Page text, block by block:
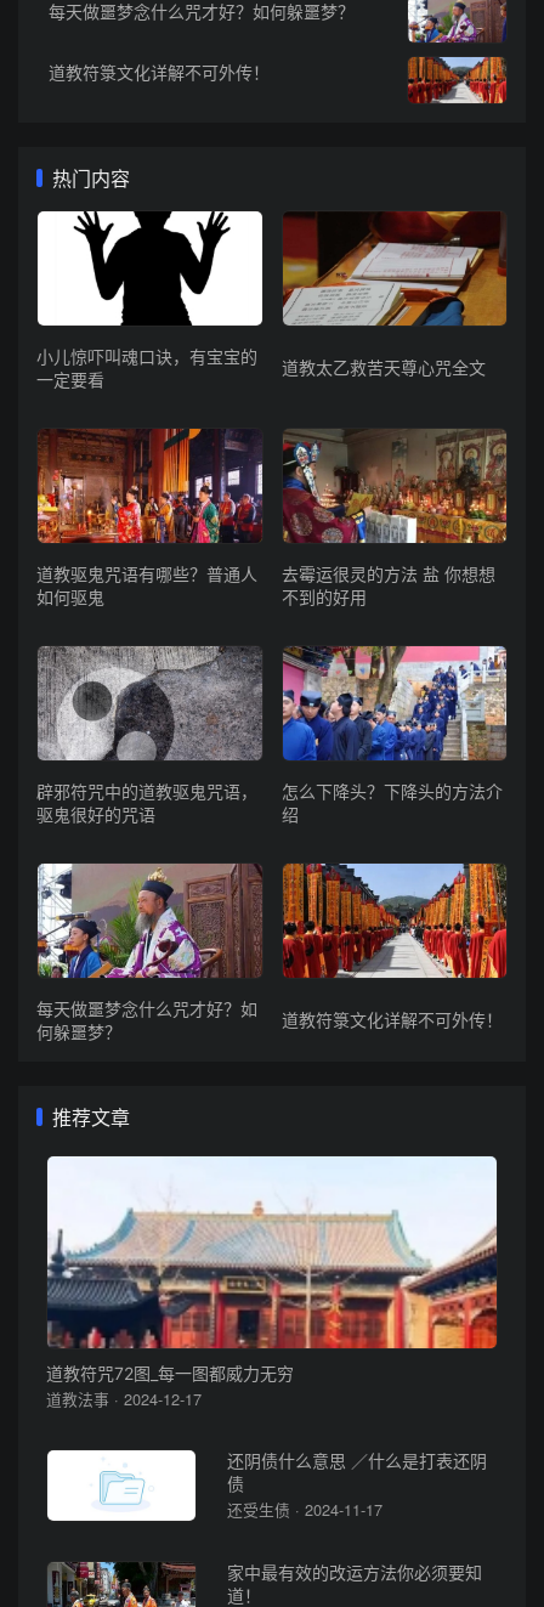
每天做噩梦念什么咒才好？如何躲噩梦？
道教符箓文化详解不可外传！
热门内容
小儿惊吓叫魂口诀，有宝宝的
一定要看
道教太乙救苦天尊心咒全文
道教驱鬼咒语有哪些？普通人
如何驱鬼
去霉运很灵的方法 盐 你想想
不到的好用
辟邪符咒中的道教驱鬼咒语，
驱鬼很好的咒语
怎么下降头？下降头的方法介
绍
每天做噩梦念什么咒才好？如
何躲噩梦？
道教符箓文化详解不可外传！
推荐文章
道教符咒72图_每一图都威力无穷
道教法事 · 2024-12-17
还阴债什么意思 ／什么是打表还阴
债
还受生债 · 2024-11-17
家中最有效的改运方法你必须要知
道！